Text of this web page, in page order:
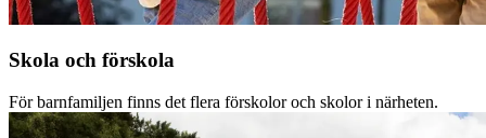
Skola och förskola
För barnfamiljen finns det flera förskolor och skolor i närheten.